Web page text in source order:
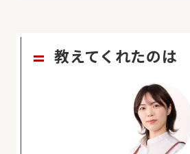
教えてくれたのは